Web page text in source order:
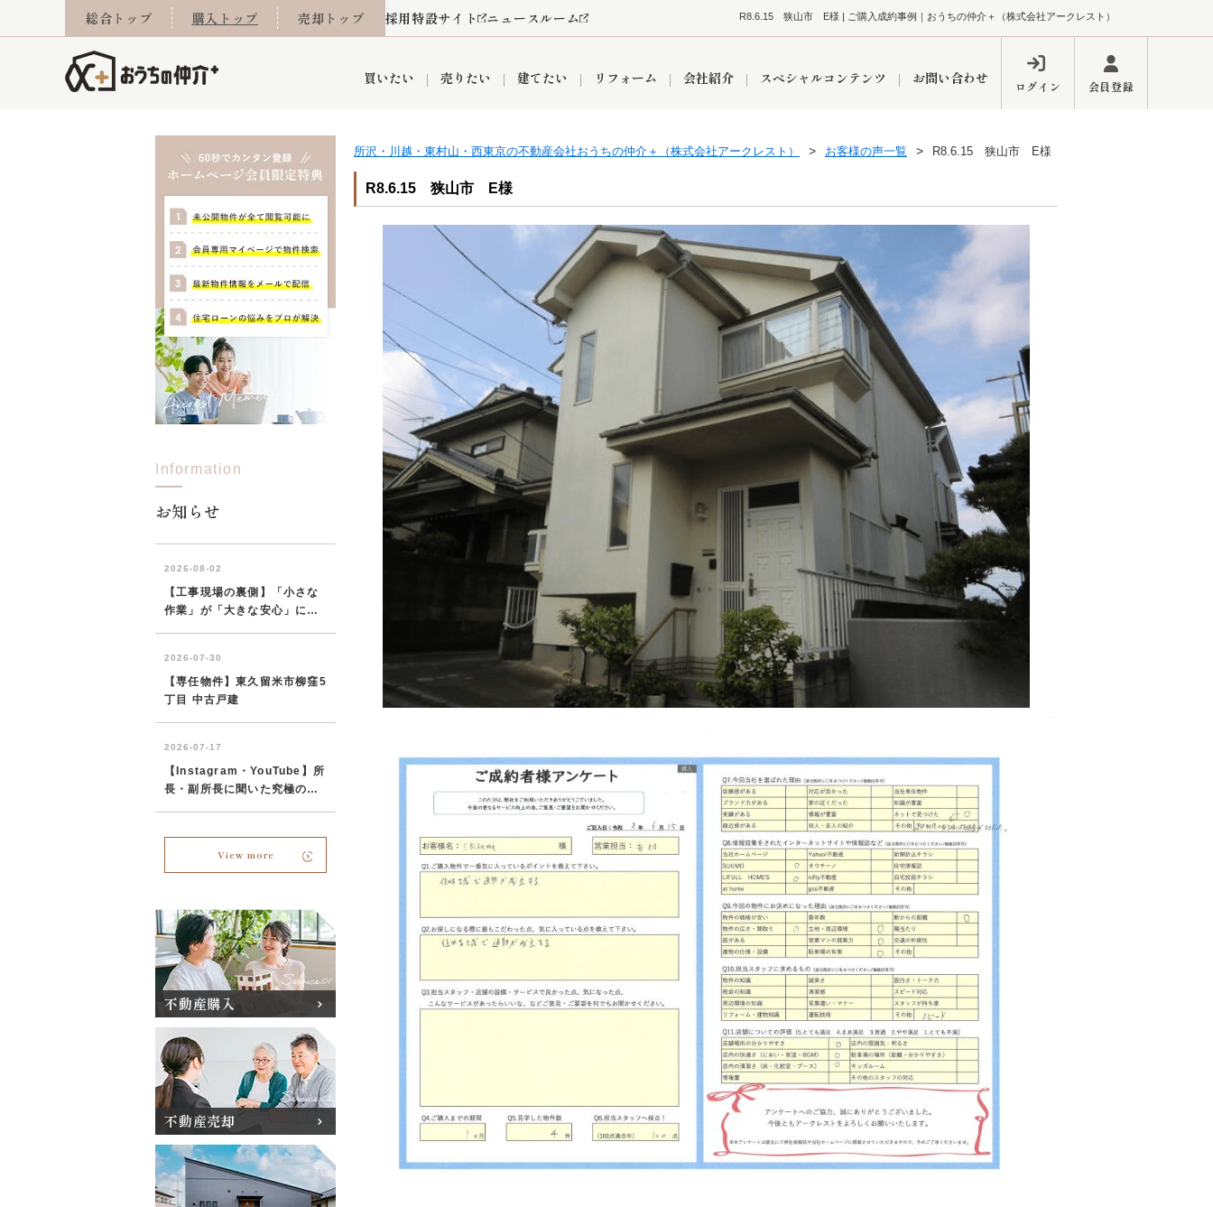
R8.6.15 狭山市 E様 | ご購入成約事例｜おうちの仲介＋（株式会社アークレスト）
総合トップ 購入トップ 売却トップ 採用特設サイト ニュースルーム
買いたい
町名から探す
当社お預かり物件 グループ会社施工物件 リノベーション済み物件
今月の住宅ローン金利 8代疾病保証付き住宅ローン 団体信用保険 購入するメリット
所沢市 川越市 狭山市 ふじみ野市 富士見市 志木市 朝霞市 西東京市 東村山市 東大和市
東久留米市
売りたい
売却成功実績
住み替え 離婚 不動産買取 空き家 リースバック
西東京市 東久留米市 入間市 狭山市 新座市 清瀬市 練馬区
建てたい リフォーム
リフォーム事例 【埼玉】補助金・助成金
会社紹介
採用情報 お客様の声
小手指営業所 所沢営業所 東所沢営業所 入間営業所 ひばりケ丘営業所 秋津営業所 東久留米営業所
おうちLABO おうちパークグループの強み
スペシャルコンテンツ
おうちパークくらぶ
お問い合わせ
売却査定依頼
ログイン 会員登録
所沢・川越・東村山・西東京の不動産会社おうちの仲介＋（株式会社アークレスト） お客様の声一覧 R8.6.15 狭山市 E様
R8.6.15 狭山市 E様
Information
お知らせ
View more
不動産購入
不動産売却